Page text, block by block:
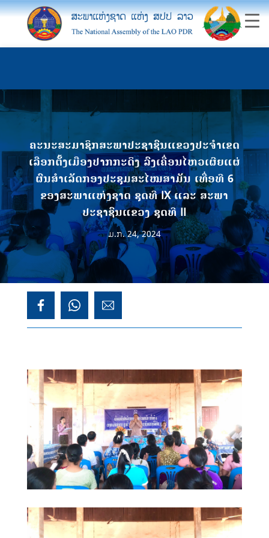
ຄະນະສະມາຊິກສະພາປະຊາຊົນແຂວງປະຈໍາເຂດ
ເລືອກຕັ້ງເມືອງປາກກະດິງ ລົງເຄື່ອນໄຫວເຜີຍແຜ່
ຜົນສໍາເລັດກອງປະຊຸມສະໄໝສາມັນ ເທື່ອທີ 6
ຂອງສະພາແຫ່ງຊາດ ຊຸດທີ IX ແລະ ສະພາ
ປະຊາຊົນແຂວງ ຊຸດທີ II
ມ.ກ. 24, 2024